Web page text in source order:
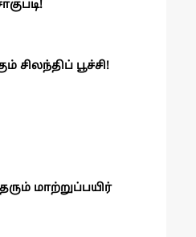
சிலந்திப் பூச்சி!
மாற்றுப்பயிர்